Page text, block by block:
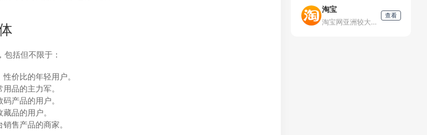
括但不限于：
价比的年轻用户。
品的主力军。
产品的用户。
品的用户。
售产品的商家。
淘宝
淘宝网亚洲较大的网上交易平台，提供各类服饰、美容、家居、数码、话费/点卡充值…数亿优质商品，同时提供担保交易(先收货后付款)等安全交易保障服务，并由商家提供退货承诺、破损补寄等消费者保障服务，让你安心
查看